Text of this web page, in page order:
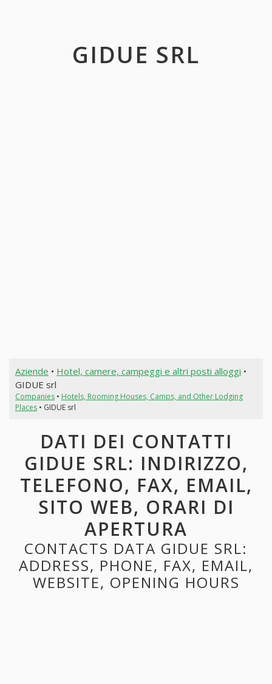
GIDUE SRL
Aziende • Hotel, camere, campeggi e altri posti alloggi •
GIDUE srl
Companies• Hotels, Rooming Houses, Camps, and Other Lodging
Places• GIDUE srl
DATI DEI CONTATTI
GIDUE SRL: INDIRIZZO,
TELEFONO, FAX, EMAIL,
SITO WEB, ORARI DI
APERTURA
CONTACTS DATA GIDUE SRL:
ADDRESS, PHONE, FAX, EMAIL,
WEBSITE, OPENING HOURS